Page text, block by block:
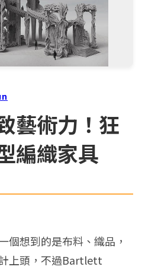
藝術力！狂
編織家具
個想到的是布料、織品，
上頭，不過Bartlett